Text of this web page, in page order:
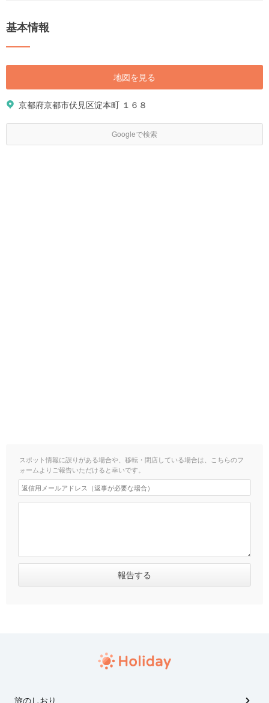
基本情報
地図を見る
京都府京都市伏見区淀本町 １６８
Googleで検索
スポット情報に誤りがある場合や、移転・閉店している場合は、こちらのフ
ォームよりご報告いただけると幸いです。
旅のしおり